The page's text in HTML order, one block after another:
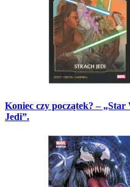
Koniec czy początek? –
Jedi”.